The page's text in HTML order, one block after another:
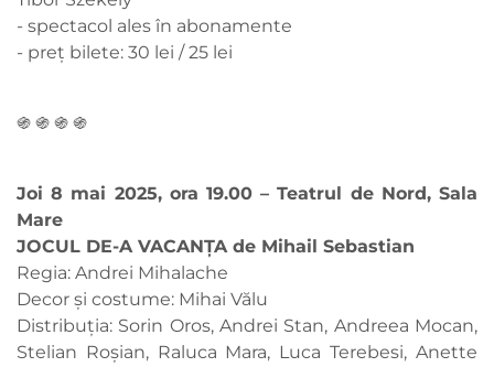
- spectacol ales în abonamente
- preț bilete: 30 lei / 25 lei
֍ ֍ ֍ ֍
Joi 8 mai 2025, ora 19.00 – Teatrul de Nord, Sala
Mare
JOCUL DE-A VACANȚA de Mihail Sebastian
Regia: Andrei Mihalache
Decor și costume: Mihai Vălu
Distribuția: Sorin Oros, Andrei Stan, Andreea Mocan,
Stelian Roșian, Raluca Mara, Luca Terebesi, Anette